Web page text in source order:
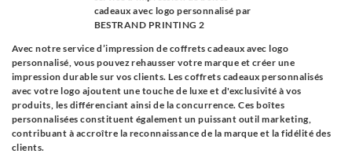
Avec notre service d’impression de coffrets cadeaux avec logo
personnalisé, vous pouvez rehausser votre marque et créer une
impression durable sur vos clients. Les coffrets cadeaux personnalisés
avec votre logo ajoutent une touche de luxe et d'exclusivité à vos
produits, les différenciant ainsi de la concurrence. Ces boîtes
personnalisées constituent également un puissant outil marketing,
contribuant à accroître la reconnaissance de la marque et la fidélité des
clients.